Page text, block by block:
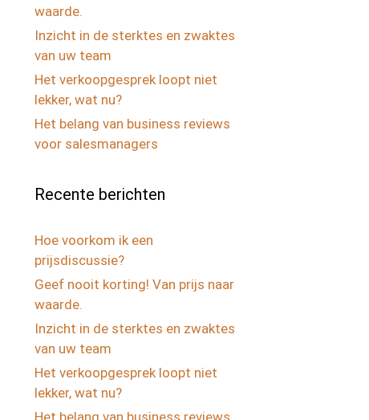
waarde.
Inzicht in de sterktes en zwaktes
van uw team
Het verkoopgesprek loopt niet
lekker, wat nu?
Het belang van business reviews
voor salesmanagers
Recente berichten
Hoe voorkom ik een
prijsdiscussie?
Geef nooit korting! Van prijs naar
waarde.
Inzicht in de sterktes en zwaktes
van uw team
Het verkoopgesprek loopt niet
lekker, wat nu?
Het belang van business reviews